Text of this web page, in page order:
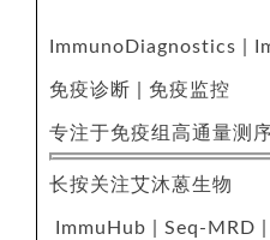
ImmunoDiagnostics |
免疫诊断 | 免疫监控
专注于免疫组高通量测序
长按关注艾沐蒽生物
ImmuHub | Seq-MRD